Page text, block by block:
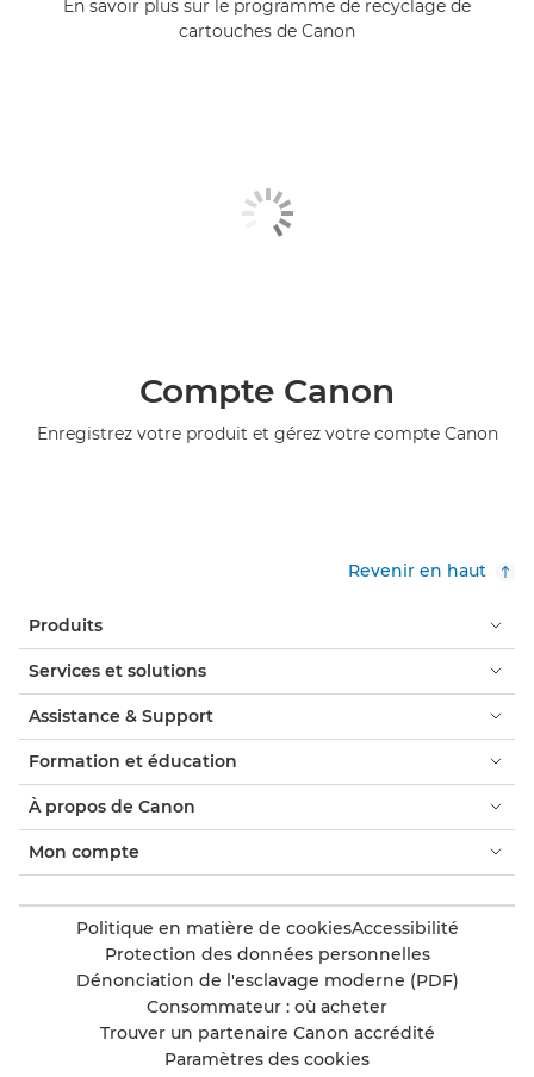
En savoir plus sur le programme de recyclage de
cartouches de Canon
Compte Canon
Enregistrez votre produit et gérez votre compte Canon
Revenir en haut
Produits
Services et solutions
Assistance & Support
Formation et éducation
À propos de Canon
Mon compte
Politique en matière de cookiesAccessibilité
Protection des données personnelles
Dénonciation de l'esclavage moderne (PDF)
Consommateur : où acheter
Trouver un partenaire Canon accrédité
Paramètres des cookies